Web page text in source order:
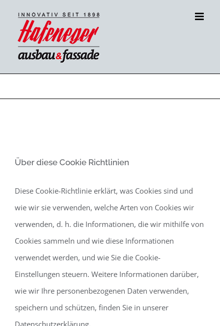
springen
Über diese Cookie Richtlinien
Diese Cookie-Richtlinie erklärt, was Cookies sind und
wie wir sie verwenden, welche Arten von Cookies wir
verwenden, d. h. die Informationen, die wir mithilfe von
Cookies sammeln und wie diese Informationen
verwendet werden, und wie Sie die Cookie-
Einstellungen steuern. Weitere Informationen darüber,
wie wir Ihre personenbezogenen Daten verwenden,
speichern und schützen, finden Sie in unserer
Datenschutzerklärung.